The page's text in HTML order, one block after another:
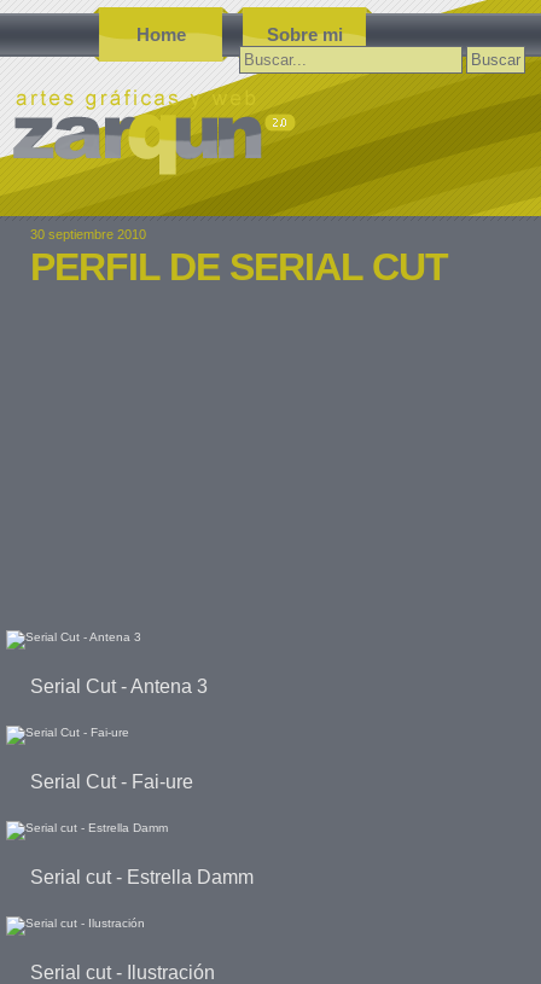
Home Sobre mi
Buscar:
30 septiembre 2010
PERFIL DE SERIAL CUT
Serial Cut - Antena 3
Serial Cut - Fai-ure
Serial cut - Estrella Damm
Serial cut - Ilustración